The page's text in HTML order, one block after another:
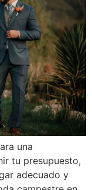
una
tu presupuesto,
adecuado y